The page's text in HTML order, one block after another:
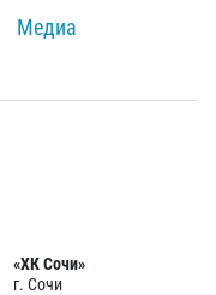
Медиа
«ХК Сочи»
г. Сочи